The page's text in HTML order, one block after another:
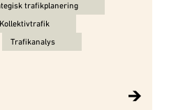
trafikplanering
Kollektivtrafik
Trafikanalys